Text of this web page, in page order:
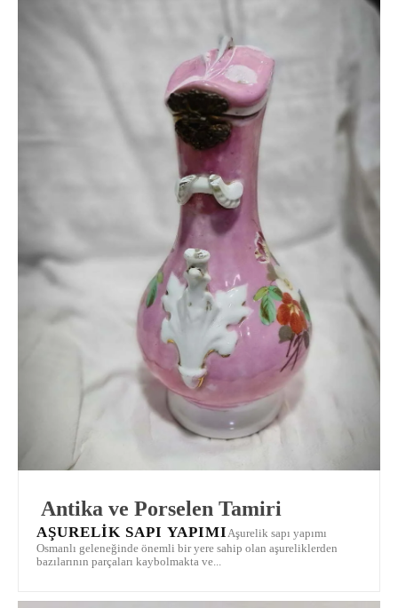
Antika ve Porselen Tamiri
AŞURELIK SAPI YAPIMI Aşurelik sapı yapımı
Osmanlı geleneğinde önemli bir yere sahip olan aşureliklerden
bazılarının parçaları kaybolmakta ve...